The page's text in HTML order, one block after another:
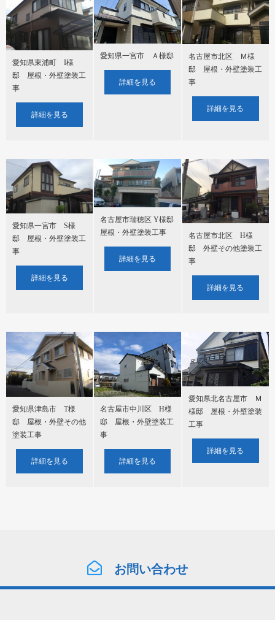
愛知県東浦町 I様
邸 屋根・外壁塗装工
事
詳細を見る
愛知県一宮市 Ａ様邸
詳細を見る
名古屋市北区 Ｍ様
邸 屋根・外壁塗装工
事
詳細を見る
愛知県一宮市 S様
邸 屋根・外壁塗装工
事
詳細を見る
名古屋市瑞穂区 Y様邸
屋根・外壁塗装工事
詳細を見る
名古屋市北区 H様
邸 外壁その他塗装工
事
詳細を見る
愛知県津島市 T様
邸 屋根・外壁その他
塗装工事
詳細を見る
名古屋市中川区 H様
邸 屋根・外壁塗装工
事
詳細を見る
愛知県北名古屋市 Ｍ
様邸 屋根・外壁塗装
工事
詳細を見る
お問い合わせ